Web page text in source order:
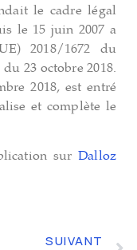
le cadre légal
le 15 juin 2007 a
2018/1672 du
23 octobre 2018.
2018, est entré
et complète le
sur Dalloz
SUIVANT